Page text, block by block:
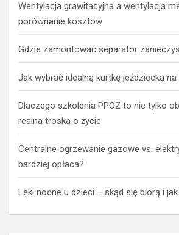
Wentylacja grawitacyjna a wentylacja
porównanie kosztów
Gdzie zamontować separator
Jak wybrać idealną kurtkę jeździecką
Dlaczego szkolenia PPOŻ to nie tylko
realna troska o życie
Centralne ogrzewanie gazowe vs.
bardziej opłaca?
Lęki nocne u dzieci – skąd się biorą i